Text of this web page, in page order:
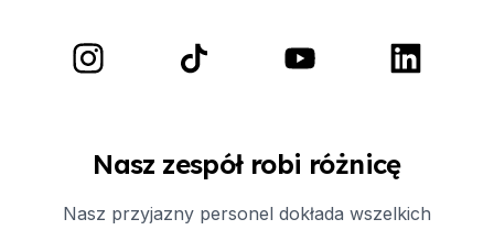
Nasz zespół robi różnicę
Nasz przyjazny personel dokłada wszelkich